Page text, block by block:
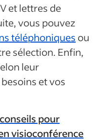
et lettres de
vous pouvez
téléphoniques ou
sélection. Enfin,
leur
et vos
pour
visioconférence